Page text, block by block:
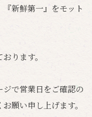
新鮮第一』をモット
ります。
で営業日をご確認の
願い申し上げます。